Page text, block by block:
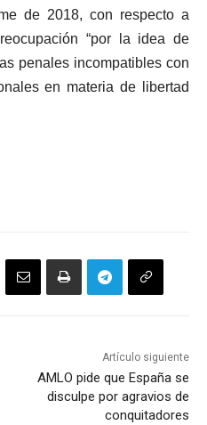
de 2018, con respecto a
“por la idea de
penales incompatibles con
en materia de libertad
Artículo siguiente
AMLO pide que España se
disculpe por agravios de
conquitadores